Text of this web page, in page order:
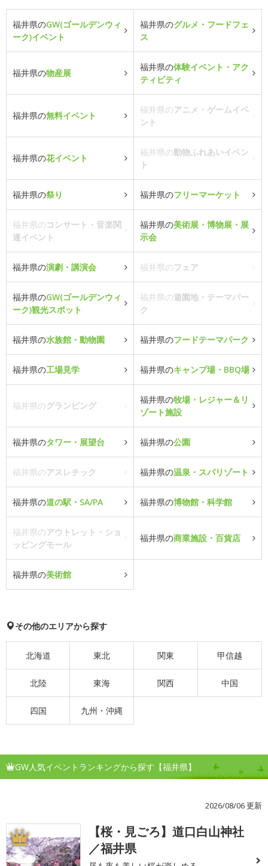
福井県のGW(ゴールデンウィ
ーク)イベント
福井県のグルメ・フードフェ
ス
福井県の物産展
福井県の体験イベント・アク
ティビティ
福井県の無料イベント
福井県のアニメ・ゲームイベ
ント
福井県の花イベント
福井県の動物ふれあいイベン
ト
福井県の祭り 福井県のフリーマーケット
福井県のコンサート・音楽関
連イベント
福井県の美術展・博物展・展
示会
福井県の演劇・講演会 福井県のフェア
福井県のGW(ゴールデンウィ
ーク)観光スポット
福井県の遊園地・テーマパー
ク
福井県の水族館・動物園 福井県のフードテーマパーク
福井県の工場見学 福井県のキャンプ場・BBQ場
福井県のグランピング
福井県の牧場・レジャー＆リ
ゾート施設
福井県のタワー・展望台 福井県の公園
福井県のアスレチック 福井県の温泉・スパリゾート
福井県の道の駅・SA/PA 福井県の博物館・科学館
福井県のアウトレット・ショ
ッピングモール
福井県の商業施設・百貨店
福井県の美術館
その他のエリアから探す
北海道 東北 関東 甲信越
北陸 東海 関西 中国
四国 九州・沖縄
GW人気イベントランキングから探す【福井県】
2026/08/06 更新
1
【桜・見ごろ】道口白山神社
／福井県